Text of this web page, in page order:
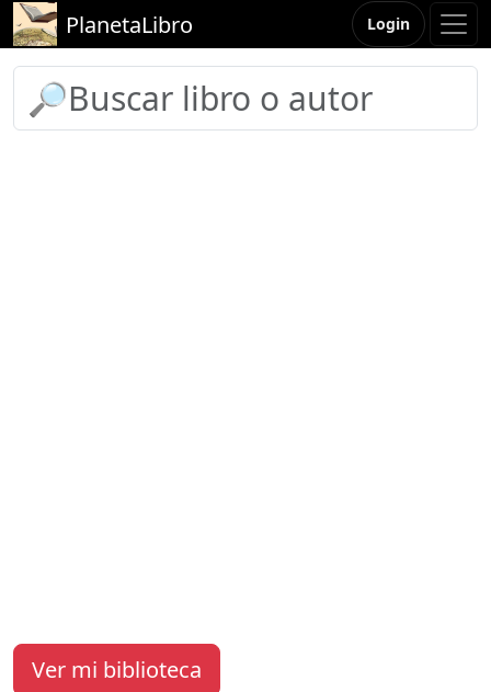
PlanetaLibro Login
Ver mi biblioteca